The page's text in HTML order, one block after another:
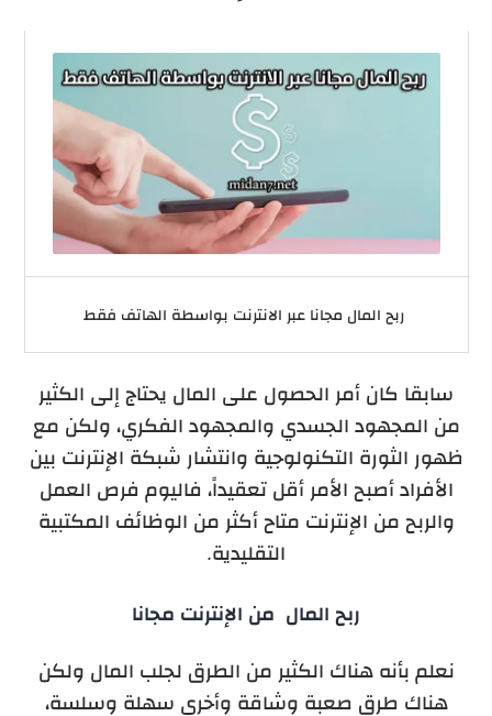
ربح المال مجانا عبر الانترنت بواسطة الهاتف فقط
سابقا كان أمر الحصول على المال يحتاج إلى الكثير
من المجهود الجسدي والمجهود الفكري، ولكن مع
ظهور الثورة التكنولوجية وانتشار شبكة الإنترنت بين
الأفراد أصبح الأمر أقل تعقيداً، فاليوم فرص العمل
والربح من الإنترنت متاح أكثر من الوظائف المكتبية
التقليدية.
ربح المال من الإنترنت مجانا
نعلم بأنه هناك الكثير من الطرق لجلب المال ولكن
هناك طرق صعبة وشاقة وأخرى سهلة وسلسة،